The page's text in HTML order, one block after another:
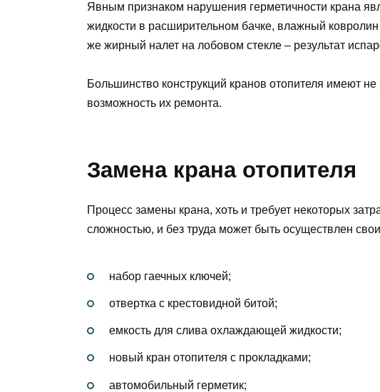
Явным признаком нарушения герметичности крана
жидкости в расширительном бачке, влажный
же жирный налет на лобовом стекле – результат
Большинство конструкций кранов отопителя имеют
возможность их ремонта.
Замена крана отопителя
Процесс замены крана, хоть и требует некоторых
сложностью, и без труда может быть осуществлен
набор гаечных ключей;
отвертка с крестовидной битой;
емкость для слива охлаждающей жидкости;
новый кран отопителя с прокладками;
автомобильный герметик;